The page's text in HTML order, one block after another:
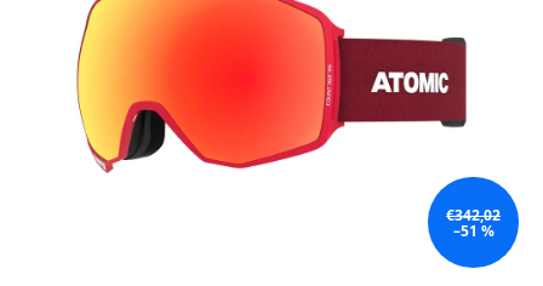
€342,02
–51 %